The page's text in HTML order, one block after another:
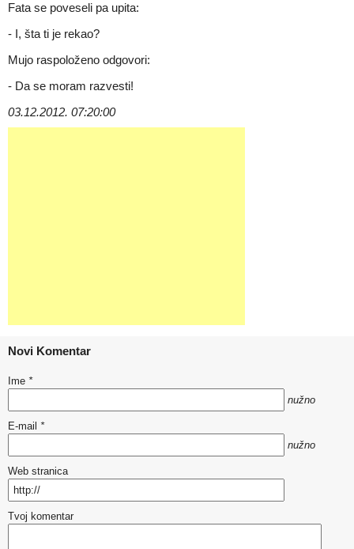
Fata se poveseli pa upita:
- I, šta ti je rekao?
Mujo raspoloženo odgovori:
- Da se moram razvesti!
03.12.2012. 07:20:00
Novi Komentar
Ime *
nužno
E-mail *
nužno
Web stranica
Tvoj komentar